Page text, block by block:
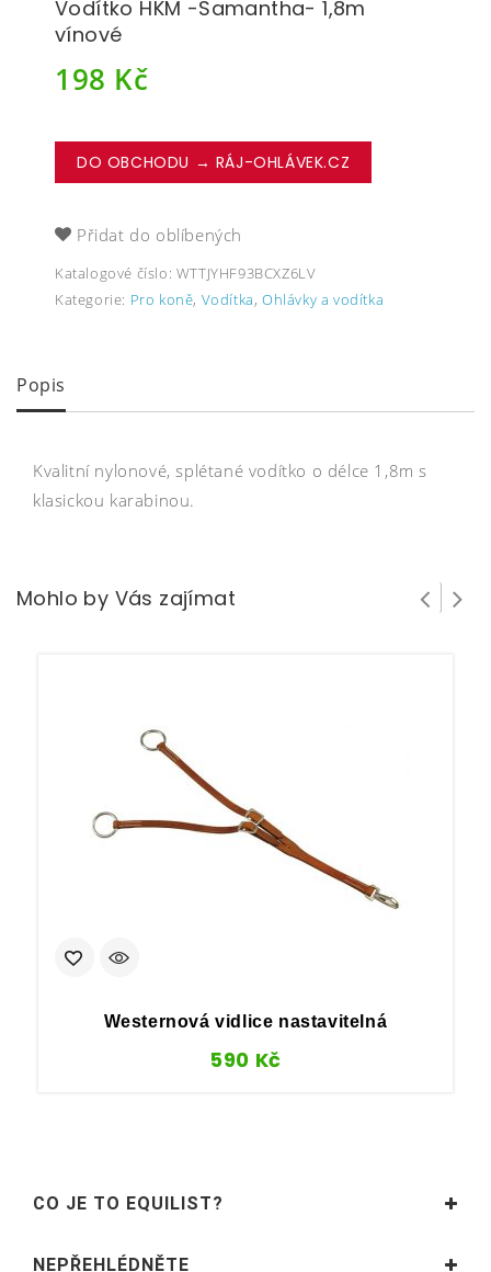
Vodítko HKM -Samantha- 1,8m
vínové
198 Kč
DO OBCHODU → RÁJ-OHLÁVEK.CZ
Přidat do oblíbených
Katalogové číslo: WTTJYHF93BCXZ6LV
Kategorie: Pro koně, Vodítka,Ohlávky a vodítka
Popis
Kvalitní nylonové, splétané vodítko o délce 1,8m s
klasickou karabinou.
Mohlo by Vás zajímat
Westernová vidlice nastavitelná
590 Kč
CO JE TO EQUILIST?
NEPŘEHLÉDNĚTE